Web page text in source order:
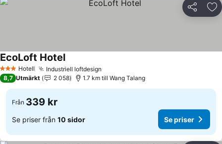
Dela
3 StjärnorHotell Industriell loftdesign
EcoLoft Hotel
8,7 Utmärkt 2 058 1.7 km till Wang Talang
Från 339 kr
Se priser från 10 sidor Se priser